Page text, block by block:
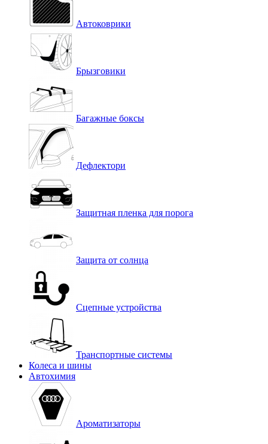
Автоковрики
Брызговики
Багажные боксы
Дефлектори
Защитная пленка для порога
Защита от солнца
Сцепные устройства
Транспортные системы
Колеса и шины
Автохимия
Ароматизаторы